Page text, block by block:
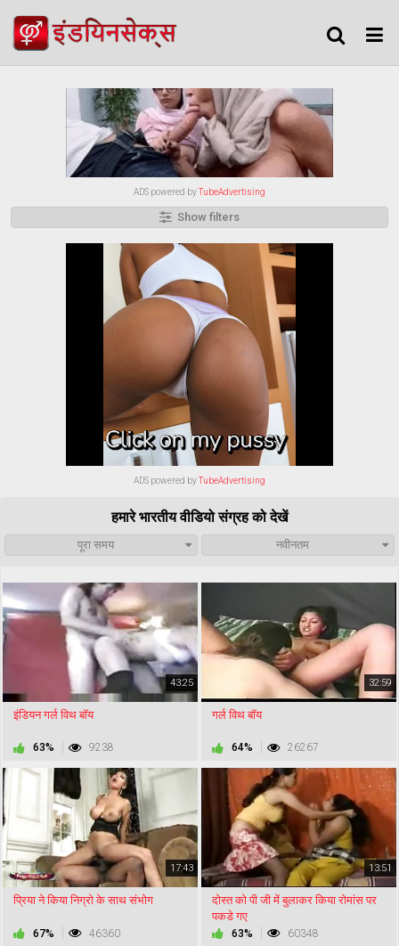
ADS powered byTubeAdvertising
Show filters
ADS powered byTubeAdvertising
हमारे भारतीय वीडियो संग्रह को देखें
नवीनतम
पूरा समय
43:25
इंडियन गर्ल विथ बॉय
63% 9238
32:59
गर्ल विथ बॉय
64% 26267
17:43
प्रिया ने किया निग्रो के साथ संभोग
67% 46360
13:51
दोस्त को पी जी में बुलाकर किया रोमांस पर
पकडे गए
63% 60348